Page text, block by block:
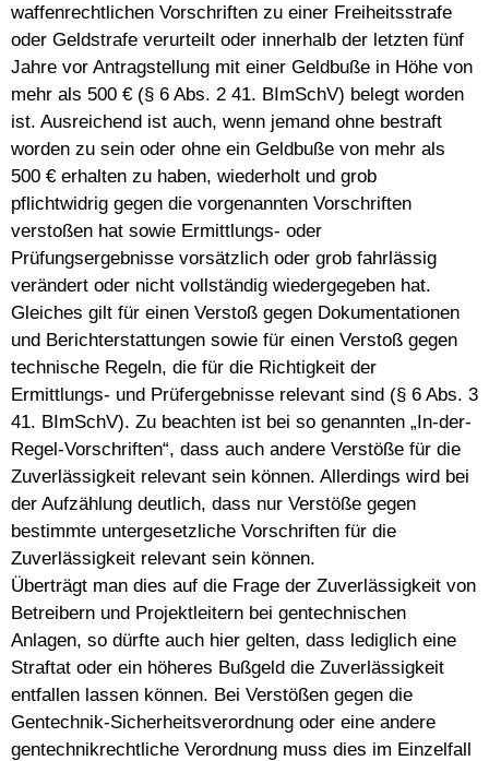
waffenrechtlichen Vorschriften zu einer Freiheitsstrafe
oder Geldstrafe verurteilt oder innerhalb der letzten fünf
Jahre vor Antragstellung mit einer Geldbuße in Höhe von
mehr als 500 € (§ 6 Abs. 2 41. BImSchV) belegt worden
ist. Ausreichend ist auch, wenn jemand ohne bestraft
worden zu sein oder ohne ein Geldbuße von mehr als
500 € erhalten zu haben, wiederholt und grob
pflichtwidrig gegen die vorgenannten Vorschriften
verstoßen hat sowie Ermittlungs- oder
Prüfungsergebnisse vorsätzlich oder grob fahrlässig
verändert oder nicht vollständig wiedergegeben hat.
Gleiches gilt für einen Verstoß gegen Dokumentationen
und Berichterstattungen sowie für einen Verstoß gegen
technische Regeln, die für die Richtigkeit der
Ermittlungs- und Prüfergebnisse relevant sind (§ 6 Abs. 3
41. BImSchV). Zu beachten ist bei so genannten „In-der-
Regel-Vorschriften“, dass auch andere Verstöße für die
Zuverlässigkeit relevant sein können. Allerdings wird bei
der Aufzählung deutlich, dass nur Verstöße gegen
bestimmte untergesetzliche Vorschriften für die
Zuverlässigkeit relevant sein können.
Überträgt man dies auf die Frage der Zuverlässigkeit von
Betreibern und Projektleitern bei gentechnischen
Anlagen, so dürfte auch hier gelten, dass lediglich eine
Straftat oder ein höheres Bußgeld die Zuverlässigkeit
entfallen lassen können. Bei Verstößen gegen die
Gentechnik-Sicherheitsverordnung oder eine andere
gentechnikrechtliche Verordnung muss dies im Einzelfall